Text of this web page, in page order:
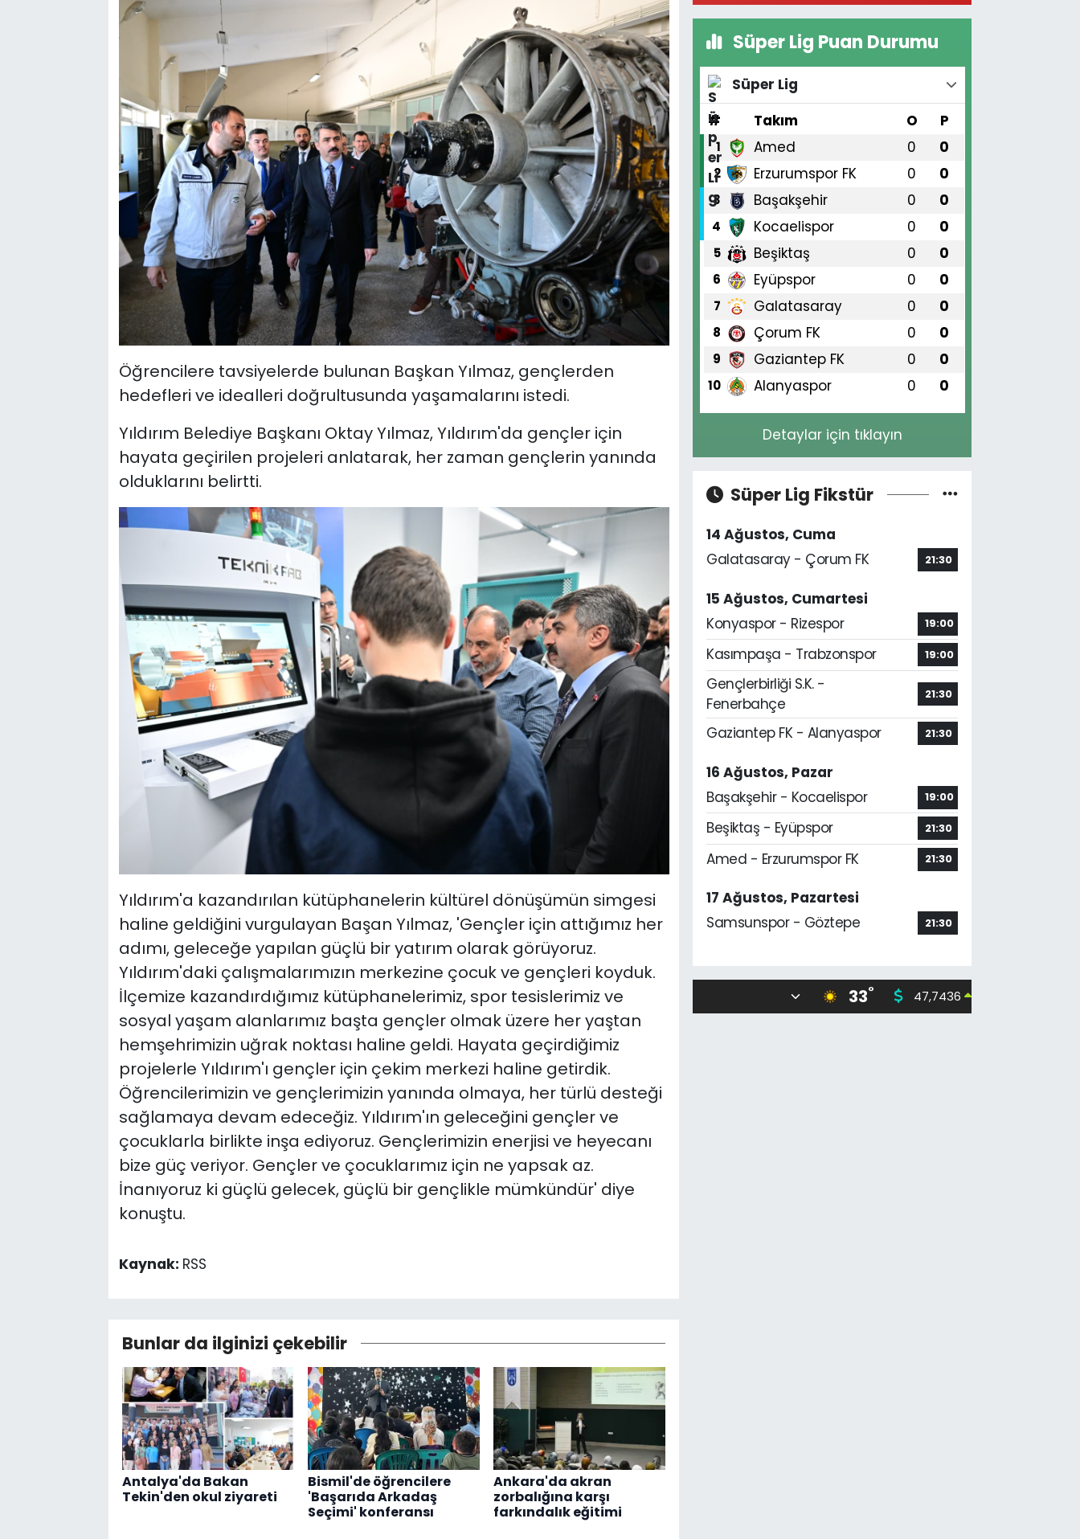
Öğrencilere tavsiyelerde bulunan Başkan Yılmaz, gençlerden
hedefleri ve idealleri doğrultusunda yaşamalarını istedi.
Yıldırım Belediye Başkanı Oktay Yılmaz, Yıldırım'da gençler için
hayata geçirilen projeleri anlatarak, her zaman gençlerin yanında
olduklarını belirtti.
Yıldırım'a kazandırılan kütüphanelerin kültürel dönüşümün simgesi
haline geldiğini vurgulayan Başan Yılmaz, 'Gençler için attığımız her
adımı, geleceğe yapılan güçlü bir yatırım olarak görüyoruz.
Yıldırım'daki çalışmalarımızın merkezine çocuk ve gençleri koyduk.
İlçemize kazandırdığımız kütüphanelerimiz, spor tesislerimiz ve
sosyal yaşam alanlarımız başta gençler olmak üzere her yaştan
hemşehrimizin uğrak noktası haline geldi. Hayata geçirdiğimiz
projelerle Yıldırım'ı gençler için çekim merkezi haline getirdik.
Öğrencilerimizin ve gençlerimizin yanında olmaya, her türlü desteği
sağlamaya devam edeceğiz. Yıldırım'ın geleceğini gençler ve
çocuklarla birlikte inşa ediyoruz. Gençlerimizin enerjisi ve heyecanı
bize güç veriyor. Gençler ve çocuklarımız için ne yapsak az.
İnanıyoruz ki güçlü gelecek, güçlü bir gençlikle mümkündür' diye
konuştu.
Kaynak: RSS
Bunlar da ilginizi çekebilir
Antalya'da Bakan
Tekin'den okul ziyareti
Bismil'de öğrencilere
'Başarıda Arkadaş
Seçimi' konferansı
Ankara'da akran
zorbalığına karşı
farkındalık eğitimi
Süper Lig Puan Durumu
Süper Lig
#
Takım O P
1 Amed 0 0
2 Erzurumspor FK 0 0
3 Başakşehir 0 0
4 Kocaelispor 0 0
5 Beşiktaş 0 0
6 Eyüpspor 0 0
7 Galatasaray 0 0
8 Çorum FK 0 0
9 Gaziantep FK 0 0
10 Alanyaspor 0 0
Detaylar için tıklayın
Süper Lig Fikstür
14 Ağustos, Cuma
Galatasaray - Çorum FK
21:30
15 Ağustos, Cumartesi
Konyaspor - Rizespor
19:00
Kasımpaşa - Trabzonspor 19:00
Gençlerbirliği S.K. -
Fenerbahçe
21:30
Gaziantep FK - Alanyaspor 21:30
16 Ağustos, Pazar
Başakşehir - Kocaelispor
19:00
Beşiktaş - Eyüpspor 21:30
Amed - Erzurumspor FK 21:30
17 Ağustos, Pazartesi
Samsunspor - Göztepe
21:30
33° 47,7436